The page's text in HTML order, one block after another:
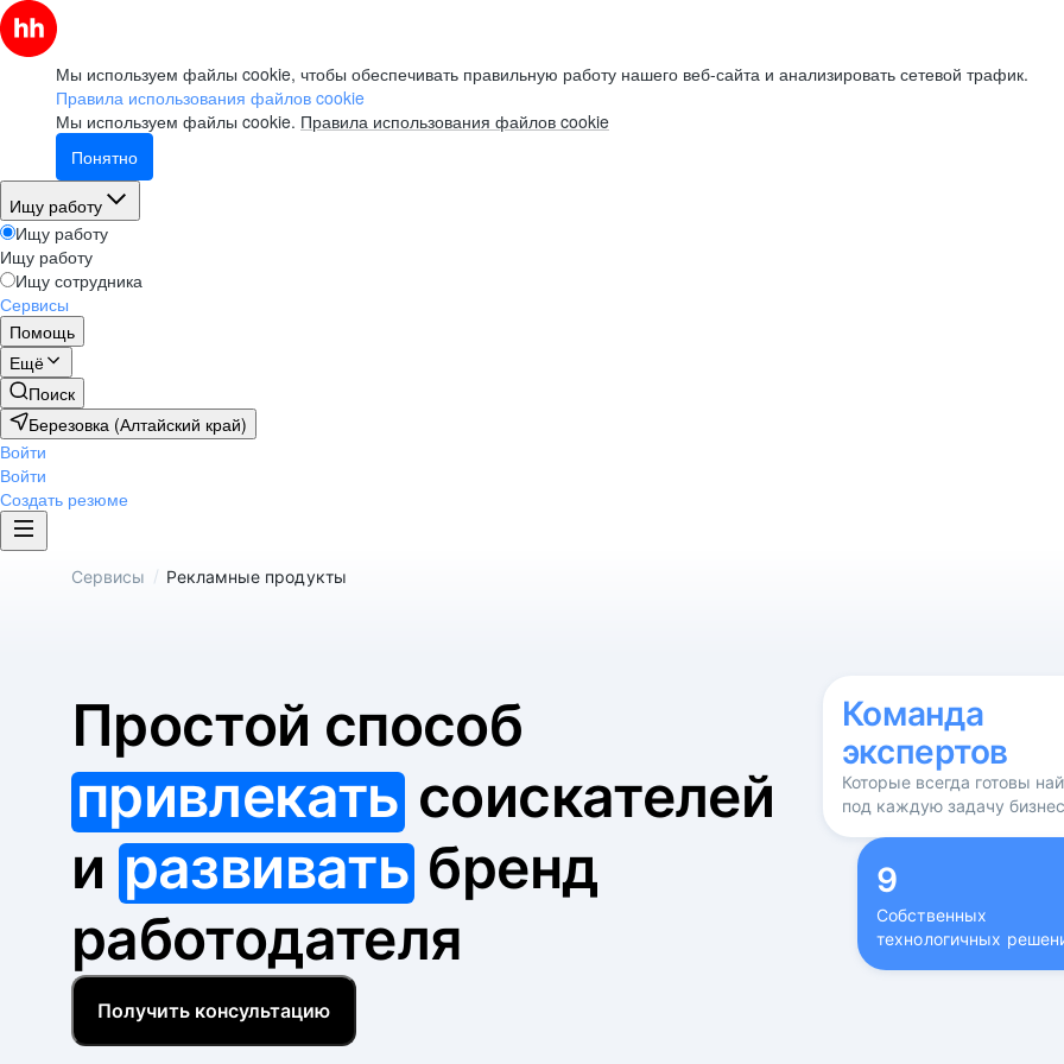
Мы используем файлы cookie, чтобы обеспечивать правильную работу нашего веб-сайта и анализировать сетевой трафик.
Правила использования файлов cookie
Мы используем файлы cookie. Правила использования файлов cookie
Понятно
Ищу работу
Ищу работу
Ищу работу
Ищу сотрудника
Сервисы
Помощь
Ещё
Поиск
Березовка (Алтайский край)
Войти
Войти
Создать резюме
Сервисы / Рекламные продукты
Простой способ
привлекатьсоискателей
и развивать бренд
работодателя
Получить консультацию
Команда
экспертов
Которые всегда готовы
под каждую задачу
9
Собственных
технологичных